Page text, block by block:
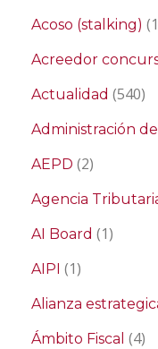
Acoso (stalking)
Acreedor
Actualidad (540)
Administración
AEPD (2)
Agencia
AI Board (1)
AIPI (1)
Alianza
Ámbito Fiscal (4)